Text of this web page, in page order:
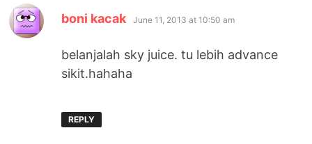
boni kacak says:
June 11, 2013 at 10:50 am
belanjalah sky juice. tu lebih advance
sikit.hahaha
REPLY